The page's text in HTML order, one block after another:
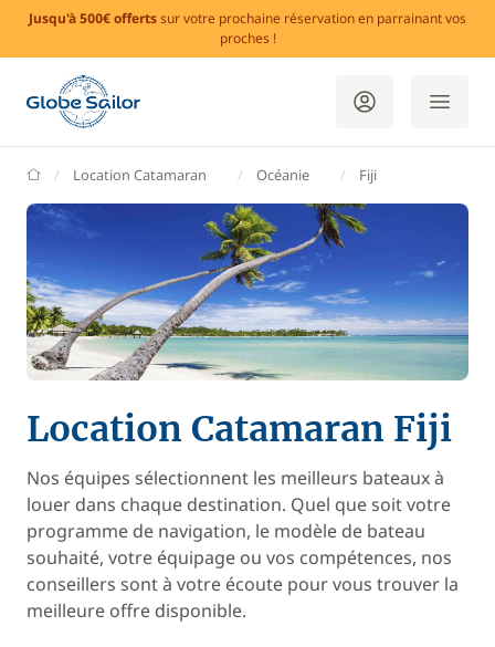
Jusqu'à 500€ offertssur votre prochaine réservation en parrainant vos
proches !
GlobeSailor
Location Catamaran Océanie Fiji
Location Catamaran Fiji
Nos équipes sélectionnent les meilleurs bateaux à
louer dans chaque destination. Quel que soit votre
programme de navigation, le modèle de bateau
souhaité, votre équipage ou vos compétences, nos
conseillers sont à votre écoute pour vous trouver la
meilleure offre disponible.